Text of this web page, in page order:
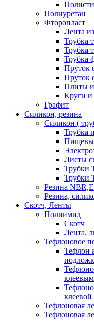
Полиуретан
Фторопласт
Лента
Трубка
Трубка
Трубка
Пруток
Пруток
Плиты и
Круги и
Графит
Силикон, резина
Силикон (
Трубка
Листы
Трубки
Трубки
Резина
Резина,
Скотч, Ленты
Полиимид
Скотч
Лента,
Тефлоновое
Тефлон
клеевой
Тефлоновая
Тефлоновая